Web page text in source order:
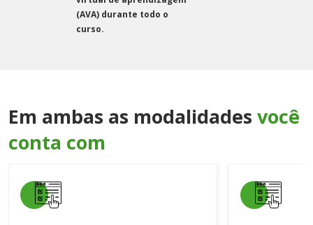
(AVA) durante todo o
curso.
Em ambas as modalidades você
conta com